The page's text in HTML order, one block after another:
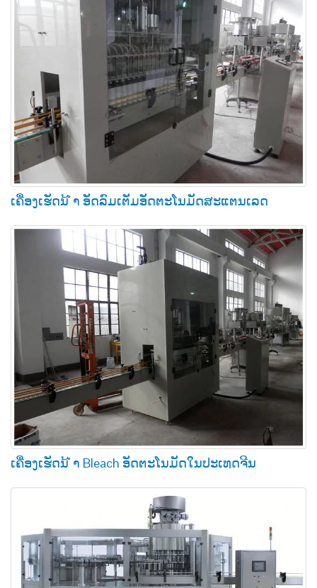
ເຄື່ອງເຮັດນ້ ຳ ອັດລົມເຕັມອັດຕະໂນມັດສະແຕນເລດ
ເຄື່ອງເຮັດນ້ ຳ Bleach ອັດຕະໂນມັດໃນປະເທດຈີນ